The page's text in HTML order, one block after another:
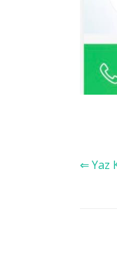
⇐ Yaz